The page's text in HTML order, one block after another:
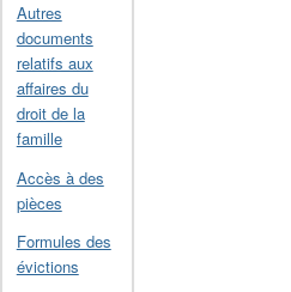
Autres
documents
relatifs aux
affaires du
droit de la
famille
Accès à des
pièces
Formules des
évictions